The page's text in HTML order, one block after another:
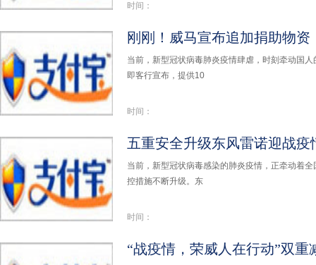
时间：
当前，新型冠状病毒肺炎疫情肆虐，时刻牵动国
即客行宣布，提供10
时间：
五重安全升级东风雷诺迎战疫
当前，新型冠状病毒感染的肺炎疫情，正牵动着
控措施不断升级。东
时间：